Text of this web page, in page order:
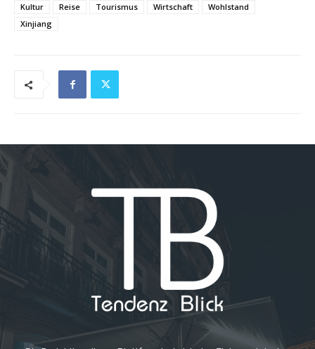
Kultur
Reise Tourismus Wirtschaft
Wohlstand
Xinjiang